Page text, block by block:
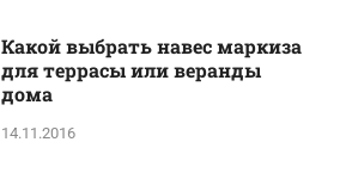
Какой выбрать навес маркиза
для террасы или веранды
дома
14.11.2016